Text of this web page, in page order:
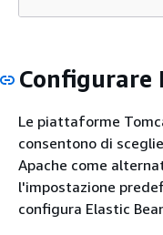
Configurare
Le piattaforme
consentono di
Apache come
l'impostazione
configura Elastic